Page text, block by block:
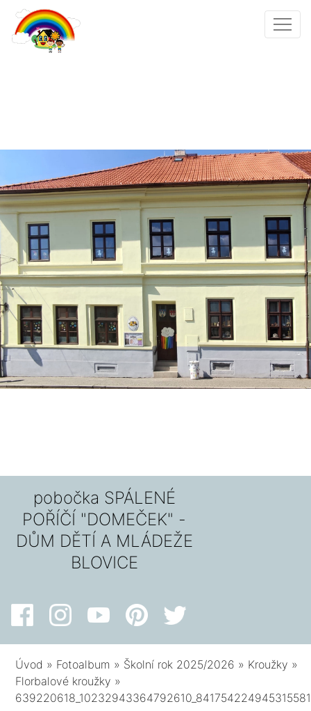
pobočka SPÁLENÉ
POŘÍČÍ "DOMEČEK" -
DŮM DĚTÍ A MLÁDEŽE
BLOVICE
Úvod » Fotoalbum » Školní rok 2025/2026 » Kroužky »
Florbalové kroužky »